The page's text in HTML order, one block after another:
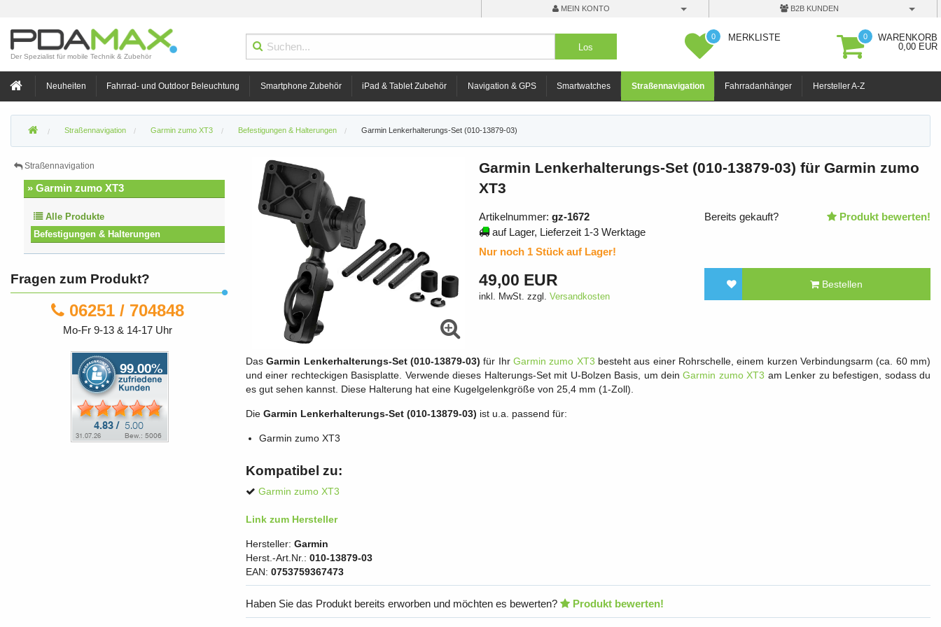
MEIN KONTO B2B KUNDEN
Der Spezialist für mobile Technik & Zubehör
0 MERKLISTE 0
WARENKORB
0,00 EUR
Neuheiten Fahrrad- und Outdoor Beleuchtung Smartphone Zubehör iPad & Tablet Zubehör Navigation & GPS Smartwatches Straßennavigation Fahrradanhänger Hersteller A-Z
Straßennavigation Garmin zumo XT3 Befestigungen & Halterungen Garmin Lenkerhalterungs-Set (010-13879-03)
Garmin Lenkerhalterungs-Set (010-13879-03) für Garmin zumo
XT3
Artikelnummer: gz-1672
auf Lager, Lieferzeit 1-3 Werktage
Nur noch 1 Stück auf Lager!
Bereits gekauft? Produkt bewerten!
49,00 EUR
inkl. MwSt. zzgl. Versandkosten
Bestellen
DasGarmin Lenkerhalterungs-Set (010-13879-03) für IhrGarmin zumo XT3 besteht aus einer Rohrschelle, einem kurzen Verbindungsarm (ca. 60 mm)
und einer rechteckigen Basisplatte. Verwende dieses Halterungs-Set mit U-Bolzen Basis, um deinGarmin zumo XT3 am Lenker zu befestigen, sodass du
es gut sehen kannst. Diese Halterung hat eine Kugelgelenkgröße von 25,4 mm (1‑Zoll).
Die Garmin Lenkerhalterungs-Set (010-13879-03) ist u.a. passend für:
Garmin zumo XT3
Kompatibel zu:
Garmin zumo XT3
Link zum Hersteller
Hersteller: Garmin
Herst.-Art.Nr.: 010-13879-03
EAN: 0753759367473
Haben Sie das Produkt bereits erworben und möchten es bewerten? Produkt bewerten!
Straßennavigation
» Garmin zumo XT3
Alle Produkte
Befestigungen & Halterungen
Fragen zum Produkt?
06251 / 704848
Mo-Fr 9-13 & 14-17 Uhr